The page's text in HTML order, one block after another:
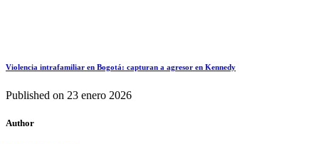
Violencia intrafamiliar en Bogotá: capturan a agresor en Kennedy
Published on 23 enero 2026
Author